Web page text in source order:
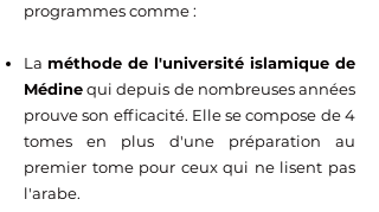
programmes comme :
La méthode de l'université islamique de
Médinequi depuis de nombreuses années
prouve son efficacité. Elle se compose de ​4
tomes en plus d'une préparation au
premier tome pour ceux qui ne lisent pas
l'arabe.